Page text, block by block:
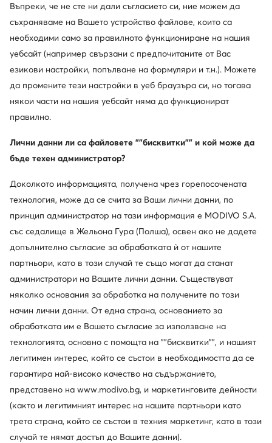
MEXX
Дамска чанта · Кафяв
59,99€
Guess
179,99€
още 25% Код: SUMMER
Beverly Hills Polo Club
48,99€
Редовна цена 71,58 €
Най-ниска цена71,58 €-31%
още 15% Код: SUMMER
Промоция
Guess
Актуална цена
148,99€
164,99 €
Най-ниска цена164,99 €-9%
Въпреки, че не сте ни дали съгласието си, ние можем да
съхраняваме на Вашето устройство файлове, които са
необходими само за правилното функциониране на нашия
уебсайт (например свързани с предпочитаните от Вас
езикови настройки, попълване на формуляри и т.н.). Можете
да промените тези настройки в уеб браузъра си, но тогава
някои части на нашия уебсайт няма да функционират
правилно.
Лични данни ли са файловете ""бисквитки"" и кой може да
бъде техен администратор?
Доколкото информацията, получена чрез горепосочената
технология, може да се счита за Ваши лични данни, по
принцип администратор на тази информация е MODIVO S.A.
със седалище в Жельона Гура (Полша), освен ако не дадете
допълнително съгласие за обработката ѝ от нашите
партньори, като в този случай те също могат да станат
администратори на Вашите лични данни. Съществуват
няколко основания за обработка на получените по този
начин лични данни. От една страна, основанието за
обработката им е Вашето съгласие за използване на
технологията, основно с помощта на ""бисквитки"", и нашият
легитимен интерес, който се състои в необходимостта да се
гарантира най-високо качество на съдържанието,
представено на www.modivo.bg, и маркетинговите дейности
(както и легитимният интерес на нашите партньори като
трета страна, който се състои в техния маркетинг, като в този
случай те нямат достъп до Вашите данни).